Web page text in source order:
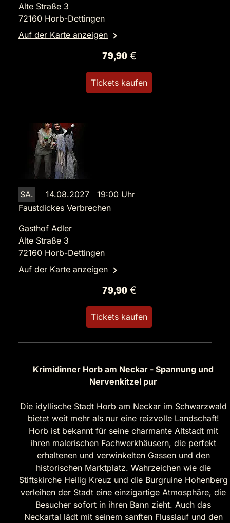
Alte Straße 3
72160 Horb-Dettingen
Auf der Karte anzeigen
79,90 €
Tickets kaufen
SA.
14.08.2027 19:00 Uhr
Faustdickes Verbrechen
Gasthof Adler
Alte Straße 3
72160 Horb-Dettingen
Auf der Karte anzeigen
79,90 €
Tickets kaufen
Krimidinner Horb am Neckar - Spannung und
Nervenkitzel pur
Die idyllische Stadt Horb am Neckar im Schwarzwald
bietet weit mehr als nur eine reizvolle Landschaft!
Horb ist bekannt für seine charmante Altstadt mit
ihren malerischen Fachwerkhäusern, die perfekt
erhaltenen und verwinkelten Gassen und den
historischen Marktplatz. Wahrzeichen wie die
Stiftskirche Heilig Kreuz und die Burgruine Hohenberg
verleihen der Stadt eine einzigartige Atmosphäre, die
Besucher sofort in ihren Bann zieht. Auch das
Neckartal lädt mit seinem sanften Flusslauf und den